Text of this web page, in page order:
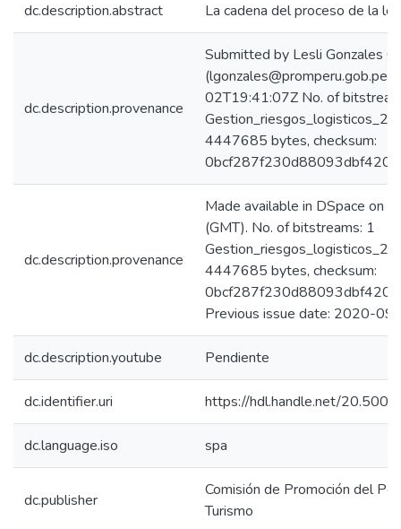
dc.description.abstract La cadena del proceso de la
dc.description.provenance
Submitted by Lesli Gonzales
02T19:41:07Z No. of
4447685 bytes, checksum:
dc.description.provenance
Made available in DSpace
(GMT). No. of bitstreams: 1
4447685 bytes, checksum:
Previous issue date: 2020-
dc.description.youtube Pendiente
dc.identifier.uri https://hdl.handle.net/
dc.language.iso spa
dc.publisher
Comisión de Promoción del
Turismo